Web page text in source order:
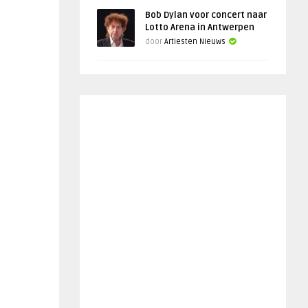
Bob Dylan voor concert naar
Lotto Arena in Antwerpen
door Artiesten Nieuws